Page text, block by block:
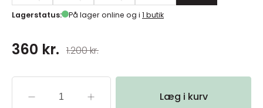
Lagerstatus: På lager online og i 1 butik
360 kr. 1.200 kr.
Læg i kurv